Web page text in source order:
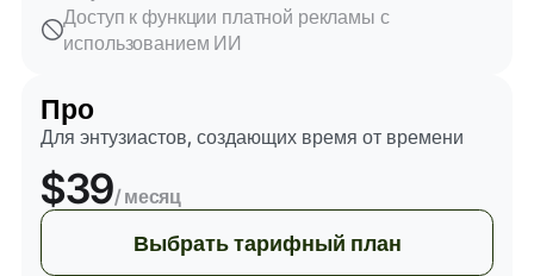
Доступ к функции платной рекламы с
использованием ИИ
Про
Для энтузиастов, создающих время от времени
$39/ месяц
Выбрать тарифный план